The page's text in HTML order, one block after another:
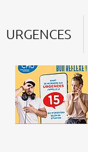
URGENCES